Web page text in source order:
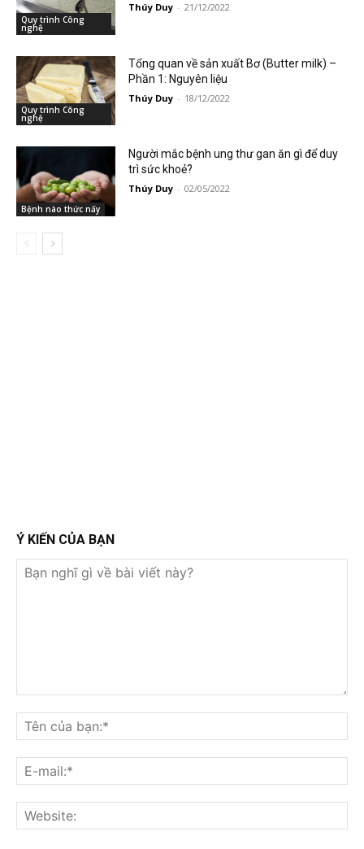
Quy trình Công
nghệ
Thúy Duy - 21/12/2022
Quy trình Công
nghệ
Tổng quan về sản xuất Bơ (Butter milk) –
Phần 1: Nguyên liệu
Thúy Duy - 18/12/2022
Bệnh nào thức nấy
Người mắc bệnh ung thư gan ăn gì để duy
trì sức khoẻ?
Thúy Duy - 02/05/2022
Ý KIẾN CỦA BẠN
nghĩ
gì
về
bài
viết
này?